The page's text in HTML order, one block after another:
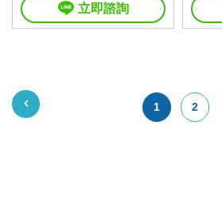
立即諮詢
1 2